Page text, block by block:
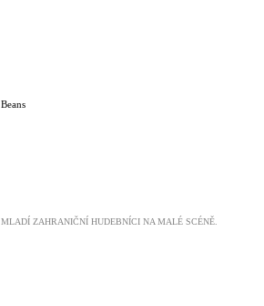
Beans
MLADÍ ZAHRANIČNÍ HUDEBNÍCI NA MALÉ SCÉNĚ.